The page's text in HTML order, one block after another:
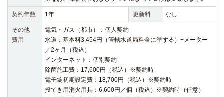
契約年数 1年 更新料 なし
その他
費用
電気・ガス（都市）：個人契約
水道：基本料3,454円（管轄水道局料金に準ずる）+メーター
／2ヶ月（税込）
インターネット：個別契約
除菌施工費：17,600円（税込）※契約時
電子錠初期設定費：18,700円（税込）※契約時
投てき用消火用具：6,600円／個（税込）※契約時（任意）